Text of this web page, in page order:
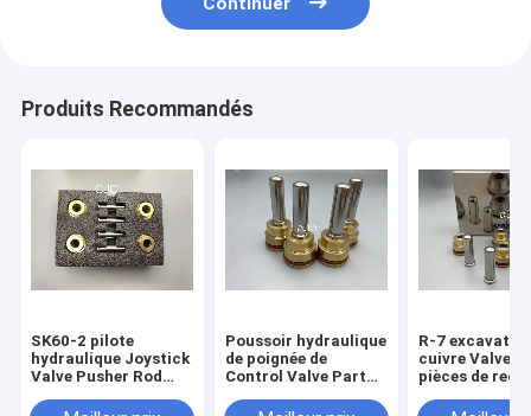
Produits Recommandés
SK60-2 pilote
hydraulique Joystick
Valve Pusher Rod
Poussoir hydraulique
de poignée de
Control Valve Part
l'excavatrice EX220-
R-7
cuivre Valve
pièces de
levier de